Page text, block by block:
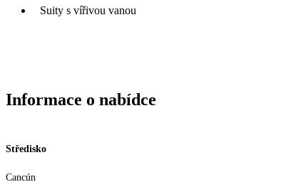
Suity s vířivou vanou
Informace o nabídce
Středisko
Cancún